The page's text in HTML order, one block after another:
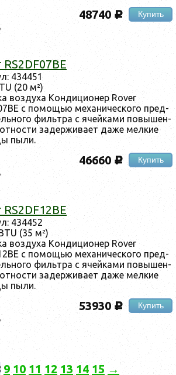
48740 c Купить
RS2DF07BE
434451
(20 м²)
воз­ду­ха Кон­ди­ци­онер Rover
с по­мощью ме­хани­чес­ко­го пред­
филь­тра с ячей­ка­ми по­вышен­
за­дер­жи­ва­ет да­же мел­кие
пы­ли.
46660 c Купить
RS2DF12BE
434452
(35 м²)
воз­ду­ха Кон­ди­ци­онер Rover
с по­мощью ме­хани­чес­ко­го пред­
филь­тра с ячей­ка­ми по­вышен­
за­дер­жи­ва­ет да­же мел­кие
пы­ли.
53930c Купить
9 10 11 12 13 14 15 →